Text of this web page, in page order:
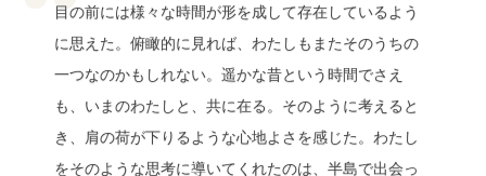
目の前には様々な時間が形を成して存在しているよう
に思えた。俯瞰的に見れば、わたしもまたそのうちの
一つなのかもしれない。遥かな昔という時間でさえ
も、いまのわたしと、共に在る。そのように考えると
き、肩の荷が下りるような心地よさを感じた。わたし
をそのような思考に導いてくれたのは、半島で出会っ